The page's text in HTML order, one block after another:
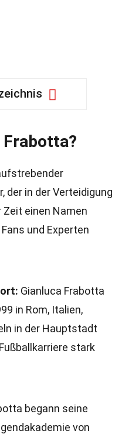
der in der Verteidigung
Zeit einen Namen
und Experten
Gianluca Frabotta
in Rom, Italien,
in der Hauptstadt
stark
begann seine
von